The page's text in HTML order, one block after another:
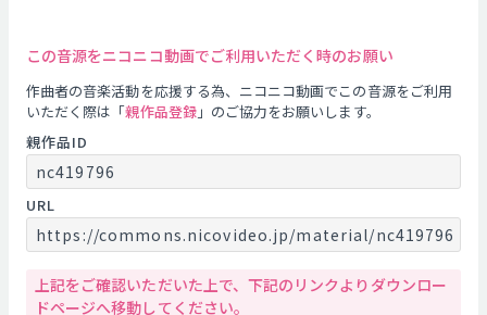
この音源をニコニコ動画でご利用いただく時のお願い
作曲者の音楽活動を応援する為、ニコニコ動画でこの音源をご利用
いただく際は「親作品登録」のご協力をお願いします。
親作品ID
nc419796
URL
https://commons.nicovideo.jp/material/nc419796
上記をご確認いただいた上で、下記のリンクよりダウンロー
ドページへ移動してください。